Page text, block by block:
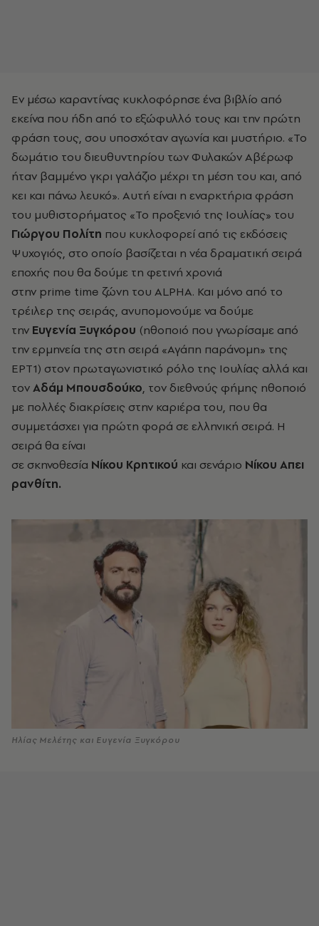
Εν μέσω καραντίνας κυκλοφόρησε ένα βιβλίο από
εκείνα που ήδη από το εξώφυλλό τους και την πρώτη
φράση τους, σου υποσχόταν αγωνία και μυστήριο. «Το
δωμάτιο του διευθυντηρίου των Φυλακών Αβέρωφ
ήταν βαμμένο γκρι γαλάζιο μέχρι τη μέση του και, από
κει και πάνω λευκό». Αυτή είναι η εναρκτήρια φράση
του μυθιστορήματος «Το προξενιό της Ιουλίας» του
Γιώργου Πολίτη που κυκλοφορεί από τις εκδόσεις
Ψυχογιός, στο οποίο βασίζεται η νέα δραματική σειρά
εποχής που θα δούμε τη φετινή χρονιά
στην prime time ζώνη του ALPHA. Και μόνο από το
τρέιλερ της σειράς, ανυπομονούμε να δούμε
την Ευγενία Ξυγκόρου (ηθοποιό που γνωρίσαμε από
την ερμηνεία της στη σειρά «Αγάπη παράνομη» της
ΕΡΤ1) στον πρωταγωνιστικό ρόλο της Ιουλίας αλλά και
τονΑδάμ Μπουσδούκο, τον διεθνούς φήμης ηθοποιό
με πολλές διακρίσεις στην καριέρα του, που θα
συμμετάσχει για πρώτη φορά σε ελληνική σειρά. Η
σειρά θα είναι
σε σκηνοθεσία Νίκου Κρητικού και σενάριο Νίκου Απει
ρανθίτη.
Ηλίας Μελέτης και Ευγενία Ξυγκόρου